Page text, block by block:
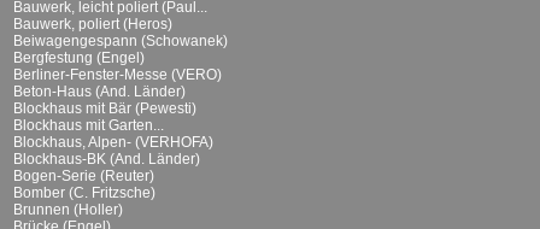
Bauwerk, leicht poliert (Paul...
Bauwerk, poliert (Heros)
Beiwagengespann (Schowanek)
Bergfestung (Engel)
Berliner-Fenster-Messe (VERO)
Beton-Haus (And. Länder)
Blockhaus mit Bär (Pewesti)
Blockhaus mit Garten...
Blockhaus, Alpen- (VERHOFA)
Blockhaus-BK (And. Länder)
Bogen-Serie (Reuter)
Bomber (C. Fritzsche)
Brunnen (Holler)